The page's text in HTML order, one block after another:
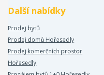
Další nabídky
Prodej bytů
Prodej domů Hořesedly
Prodej komerčních prostor
Hořesedly